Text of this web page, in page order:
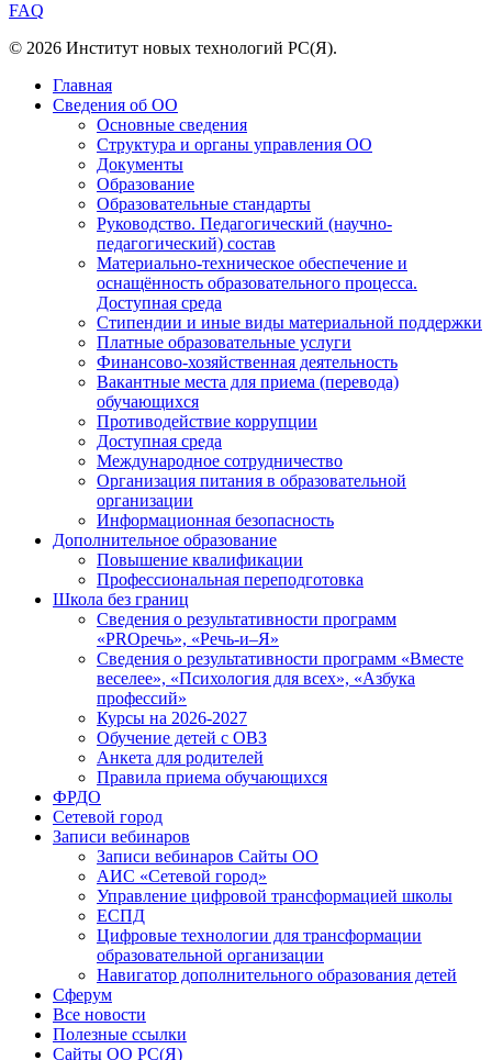
FAQ
© 2026 Институт новых технологий РС(Я).
Главная
Сведения об ОО
Основные сведения
Структура и органы управления ОО
Документы
Образование
Образовательные стандарты
Руководство. Педагогический (научно-
педагогический) состав
Материально-техническое обеспечение и
оснащённость образовательного процесса.
Доступная среда
Стипендии и иные виды материальной поддержки
Платные образовательные услуги
Финансово-хозяйственная деятельность
Вакантные места для приема (перевода)
обучающихся
Противодействие коррупции
Доступная среда
Международное сотрудничество
Организация питания в образовательной
организации
Информационная безопасность
Дополнительное образование
Повышение квалификации
Профессиональная переподготовка
Школа без границ
Сведения о результативности программ
«PROречь», «Речь-и–Я»
Сведения о результативности программ «Вместе
веселее», «Психология для всех», «Азбука
профессий»
Курсы на 2026-2027
Обучение детей с ОВЗ
Анкета для родителей
Правила приема обучающихся
ФРДО
Сетевой город
Записи вебинаров
Записи вебинаров Сайты ОО
АИС «Сетевой город»
Управление цифровой трансформацией школы
ЕСПД
Цифровые технологии для трансформации
образовательной организации
Навигатор дополнительного образования детей
Сферум
Все новости
Полезные ссылки
Сайты ОО РС(Я)